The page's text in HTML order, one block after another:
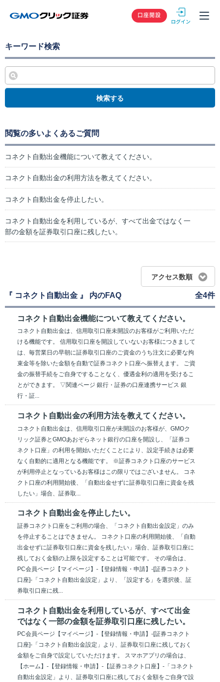
GMOクリック
口座開設
キーワード検索
検索する
閲覧の多いよくあるご質問
コネクト自動出金機能について教えてください。
コネクト自動出金の利用方法を教えてください。
コネクト自動出金を停止したい。
コネクト自動出金を利用しているが、すべて出金ではなく一
部の金額を証券取引口座に残したい。
アクセス数順
『 コネクト自動出金 』 内のFAQ 全4件
コネクト自動出金機能について教えてください。
コネクト自動出金は、信用取引口座未開設のお客様がご利用いただ
ける機能です。 信用取引口座を開設していないお客様につきまして
は、毎営業日の早朝に証券取引口座のご資金のうち注文に必要な拘
束金等を除いた金額を自動で証券コネクト口座へ振替えます。 ご資
金の振替手続をご自身ですることなく、優遇金利の適用を受けるこ
とができます。 ▽関連ページ 銀行・証券の口座連携サービス 銀
行・証...
コネクト自動出金の利用方法を教えてください。
コネクト自動出金は、信用取引口座が未開設のお客様が、GMOク
リック証券とGMOあおぞらネット銀行の口座を開設し、「証券コ
ネクト口座」の利用を開始いただくことにより、設定手続きは必要
なく自動的に適用となる機能です。 ※証券コネクト口座のサービス
が利用停止となっているお客様はこの限りではございません。 コネ
クト口座の利用開始後、「自動出金せずに証券取引口座に資金を残
したい」場合、証券取...
コネクト自動出金を停止したい。
証券コネクト口座をご利用の場合、「コネクト自動出金設定」のみ
を停止することはできません。 コネクト口座の利用開始後、「自動
出金せずに証券取引口座に資金を残したい」場合、証券取引口座に
残しておく金額の上限を設定することは可能です。 その場合は、
PC会員ページ【マイページ】-【登録情報・申請】-[証券コネクト
口座]-「コネクト自動出金設定」より、「設定する」を選択後、証
券取引口座に残...
コネクト自動出金を利用しているが、すべて出金
ではなく一部の金額を証券取引口座に残したい。
PC会員ページ【マイページ】-【登録情報・申請】-[証券コネクト
口座]-「コネクト自動出金設定」より、証券取引口座に残しておく
金額をご自身で設定していただけます。 スマホアプリの場合は、
【ホーム】-【登録情報・申請】-【証券コネクト口座】-「コネクト
自動出金設定」より、証券取引口座に残しておく金額をご自身で設